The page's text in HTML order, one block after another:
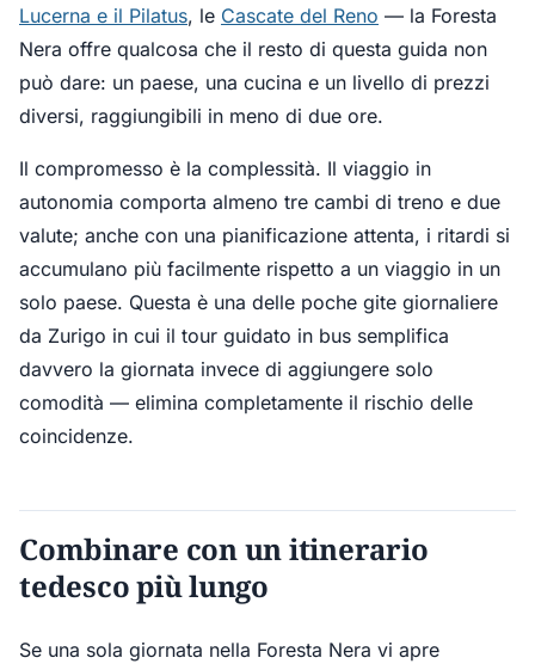
Lucerna e il Pilatus, le Cascate del Reno — la Foresta
Nera offre qualcosa che il resto di questa guida non
può dare: un paese, una cucina e un livello di prezzi
diversi, raggiungibili in meno di due ore.
Il compromesso è la complessità. Il viaggio in
autonomia comporta almeno tre cambi di treno e due
valute; anche con una pianificazione attenta, i ritardi si
accumulano più facilmente rispetto a un viaggio in un
solo paese. Questa è una delle poche gite giornaliere
da Zurigo in cui il tour guidato in bus semplifica
davvero la giornata invece di aggiungere solo
comodità — elimina completamente il rischio delle
coincidenze.
Combinare con un itinerario
tedesco più lungo
Se una sola giornata nella Foresta Nera vi apre